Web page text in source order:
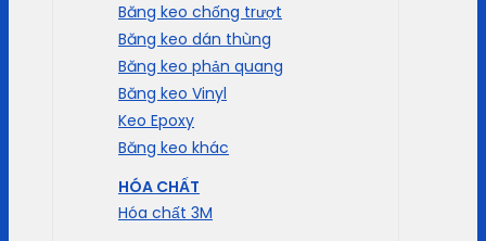
Băng keo chống trượt
Băng keo dán thùng
Băng keo phản quang
Băng keo Vinyl
Keo Epoxy
Băng keo khác
HÓA CHẤT
Hóa chất 3M